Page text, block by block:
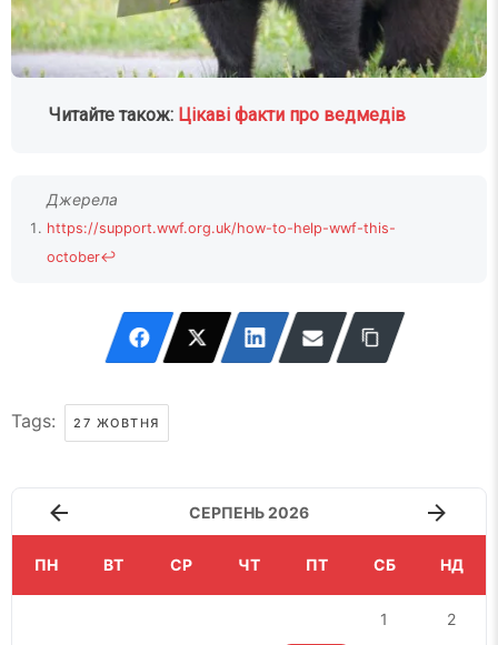
Читайте також: Цікаві факти про ведмедів
https://support.wwf.org.uk/how-to-help-wwf-this-
october↩
Tags: 27 ЖОВТНЯ
СЕРПЕНЬ 2026
ПН ВТ СР ЧТ ПТ СБ НД
1 2